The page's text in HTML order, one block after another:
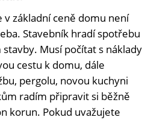
základní ceně domu není
Stavebník hradí spotřebu
Musí počítat s náklady
cestu k domu, dále
pergolu, novou kuchyni
radím připravit si běžně
korun. Pokud uvažujete